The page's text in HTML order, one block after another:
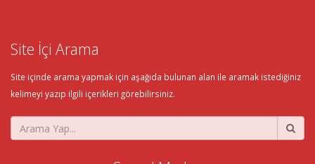
Site İçi Arama
Site içinde arama yapmak için aşağıda bulunan alan ile aramak istediğiniz
kelimeyi yazıp ilgili içerikleri görebilirsiniz.